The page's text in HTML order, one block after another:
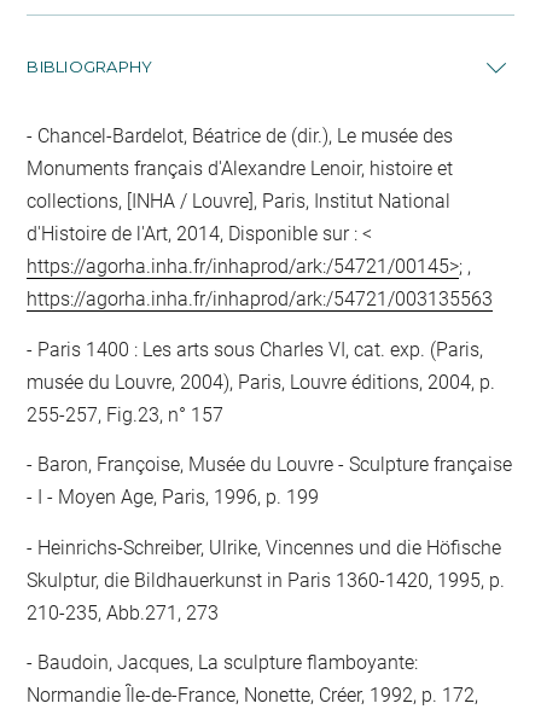
BIBLIOGRAPHY
Chancel-Bardelot, Béatrice de (dir.), Le musée des
Monuments français d'Alexandre Lenoir, histoire et
collections, [INHA / Louvre], Paris, Institut National
d'Histoire de l'Art, 2014, Disponible sur : <
https://agorha.inha.fr/inhaprod/ark:/54721/00145>; ,
https://agorha.inha.fr/inhaprod/ark:/54721/003135563
Paris 1400 : Les arts sous Charles VI, cat. exp. (Paris,
musée du Louvre, 2004), Paris, Louvre éditions, 2004, p.
255-257, Fig.23, n° 157
Baron, Françoise, Musée du Louvre - Sculpture française
- I - Moyen Age, Paris, 1996, p. 199
Heinrichs-Schreiber, Ulrike, Vincennes und die Höfische
Skulptur, die Bildhauerkunst in Paris 1360-1420, 1995, p.
210-235, Abb.271, 273
Baudoin, Jacques, La sculpture flamboyante:
Normandie Île-de-France, Nonette, Créer, 1992, p. 172,